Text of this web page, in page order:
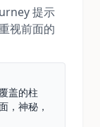
提示
视前面的
盖的柱
，神秘，